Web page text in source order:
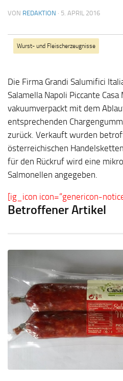
VON REDAKTION · 5. APRIL 2016
Wurst- und Fleischerzeugnisse
Die Firma Grandi Salumifici
Salamella Napoli Piccante
vakuumverpackt mit dem
entsprechenden
zurück. Verkauft wurden
österreichischen
für den Rückruf wird eine
Salmonellen angegeben.
[ig_icon icon=“genericon-
Betroffener Artikel